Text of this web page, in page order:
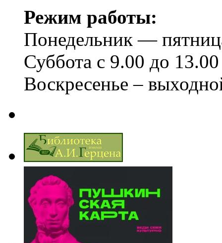
Режим работы:
Понедельник —
Суббота с 9.00 до 13.00
Воскресенье –